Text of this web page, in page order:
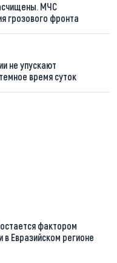
МЧС
грозового фронта
не упускают
время суток
фактором
в Евразийском регионе